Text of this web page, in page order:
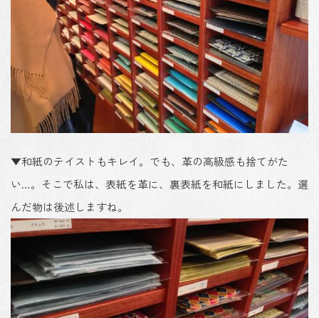
▼和紙のテイストもキレイ。でも、革の高級感も捨てがた
い…。そこで私は、表紙を革に、裏表紙を和紙にしました。選
んだ物は後述しますね。